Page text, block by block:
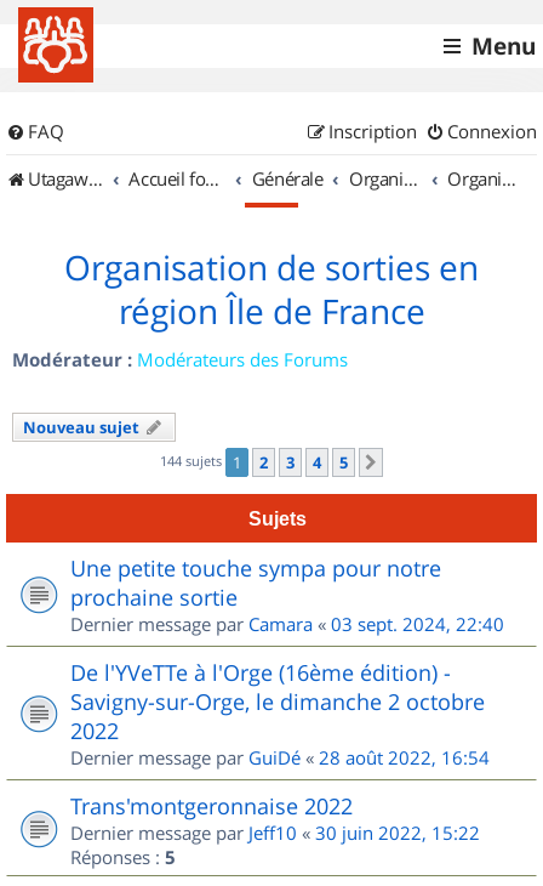
Menu
FAQ Connexion
Inscription
UtagawaVTT (Randos VTT et VTTAE avec traces GPS)
Accueil forum Générale Organisation de sorties & Recherche de partenaires Organisation de sorties en région Île de France
Organisation de sorties en
région Île de France
Modérateur : Modérateurs des Forums
Nouveau sujet
144 sujets 1 2 3 4 5
Sujets
Une petite touche sympa pour notre
prochaine sortie
Dernier message par Camara « 03 sept. 2024, 22:40
De l'YVeTTe à l'Orge (16ème édition) -
Savigny-sur-Orge, le dimanche 2 octobre
2022
Dernier message par GuiDé « 28 août 2022, 16:54
Trans'montgeronnaise 2022
Dernier message par Jeff10 « 30 juin 2022, 15:22
Réponses : 5